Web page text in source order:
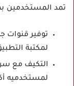
تمد المستخدمين
توفير قنوات
لمكتبة
التكيف مع
لمستخدميه